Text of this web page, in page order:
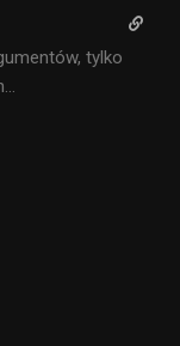
tylko